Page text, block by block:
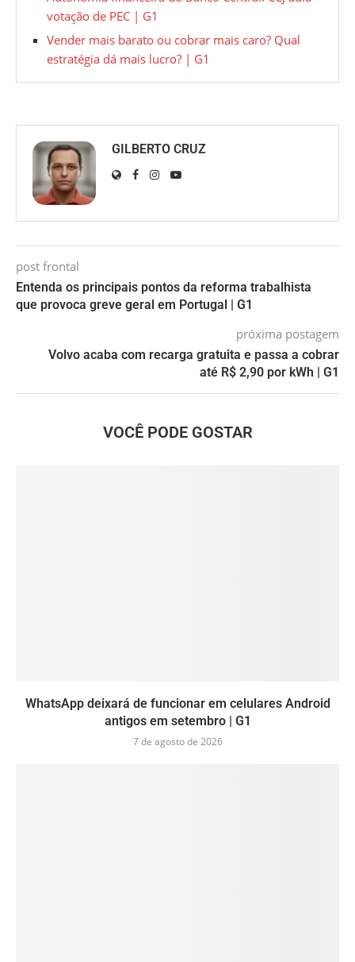
votação de PEC | G1
Vender mais barato ou cobrar mais caro? Qual
estratégia dá mais lucro? | G1
GILBERTO CRUZ
post frontal
Entenda os principais pontos da reforma trabalhista
que provoca greve geral em Portugal | G1
próxima postagem
Volvo acaba com recarga gratuita e passa a cobrar
até R$ 2,90 por kWh | G1
VOCÊ PODE GOSTAR
WhatsApp deixará de funcionar em celulares Android
antigos em setembro | G1
7 de agosto de 2026